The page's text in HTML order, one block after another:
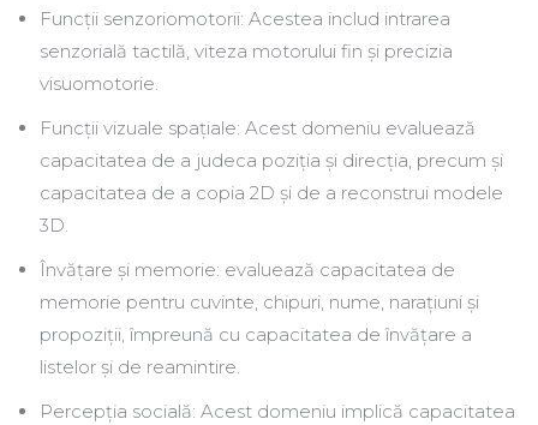
Funcții senzoriomotorii: Acestea includ intrarea
senzorială tactilă, viteza motorului fin și precizia
visuomotorie.
Funcții vizuale spațiale: Acest domeniu evaluează
capacitatea de a judeca poziția și direcția, precum și
capacitatea de a copia 2D și de a reconstrui modele
3D.
Învățare și memorie: evaluează capacitatea de
memorie pentru cuvinte, chipuri, nume, narațiuni și
propoziții, împreună cu capacitatea de învățare a
listelor și de reamintire.
Percepția socială: Acest domeniu implică capacitatea